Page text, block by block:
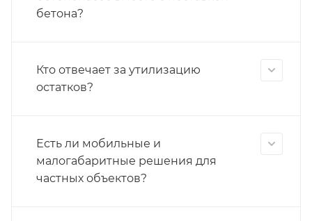
бетона?
Кто отвечает за утилизацию
остатков?
Есть ли мобильные и
малогабаритные решения для
частных объектов?